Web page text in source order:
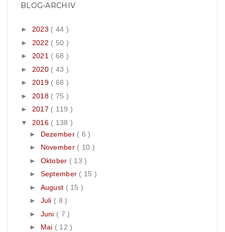
BLOG-ARCHIV
► 2023 ( 44 )
► 2022 ( 50 )
► 2021 ( 68 )
► 2020 ( 43 )
► 2019 ( 68 )
► 2018 ( 75 )
► 2017 ( 119 )
▼ 2016 ( 138 )
► Dezember ( 6 )
► November ( 10 )
► Oktober ( 13 )
► September ( 15 )
► August ( 15 )
► Juli ( 8 )
► Juni ( 7 )
► Mai ( 12 )